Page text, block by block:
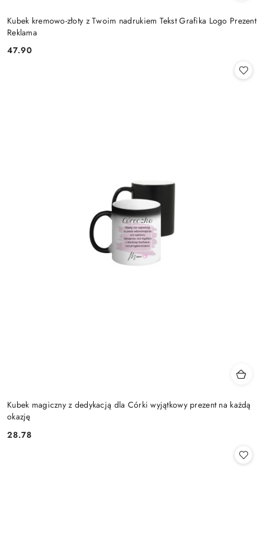
Kubek kremowo-złoty z Twoim nadrukiem Tekst Grafika Logo Prezent
Reklama
Cena:
47.90
Kubek magiczny z dedykacją dla Córki wyjątkowy prezent na każdą
okazję
Cena:
28.78